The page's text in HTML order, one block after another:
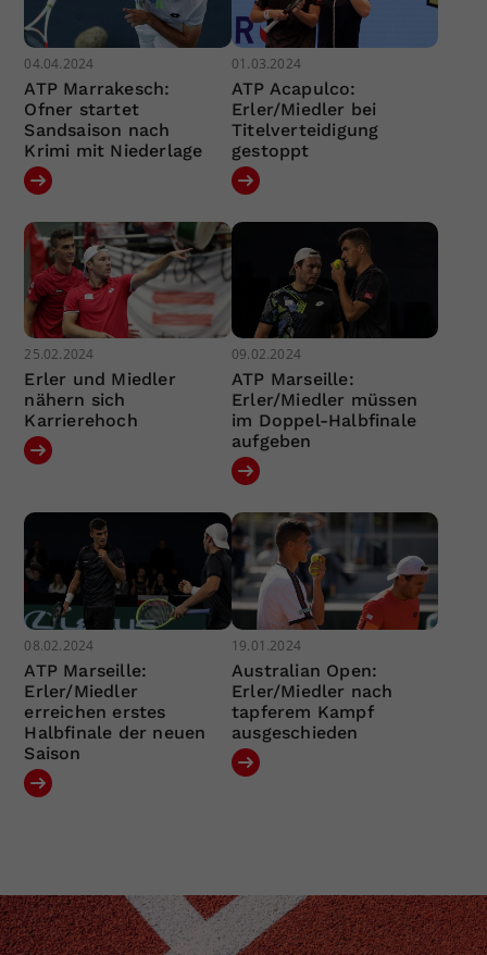
04.04.2024
ATP Marrakesch:
Ofner startet
Sandsaison nach
Krimi mit Niederlage
01.03.2024
ATP Acapulco:
Erler/Miedler bei
Titelverteidigung
gestoppt
25.02.2024
Erler und Miedler
nähern sich
Karrierehoch
09.02.2024
ATP Marseille:
Erler/Miedler müssen
im Doppel-Halbfinale
aufgeben
08.02.2024
ATP Marseille:
Erler/Miedler
erreichen erstes
Halbfinale der neuen
Saison
19.01.2024
Australian Open:
Erler/Miedler nach
tapferem Kampf
ausgeschieden